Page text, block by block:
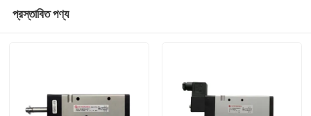
প্রস্তাবিত পণ্য